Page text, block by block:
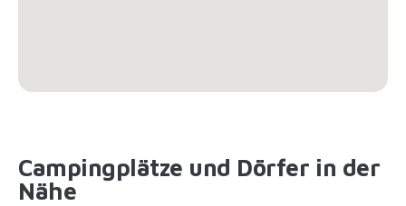
Campingplätze und Dörfer in der
Nähe